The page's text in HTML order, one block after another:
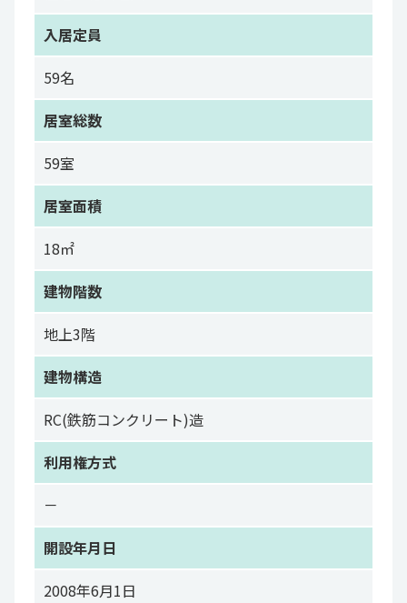
入居定員
59名
居室総数
59室
居室面積
18㎡
建物階数
地上3階
建物構造
RC(鉄筋コンクリート)造
利用権方式
－
開設年月日
2008年6月1日